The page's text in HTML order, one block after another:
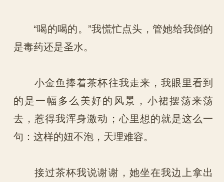
“喝的喝的。”我慌忙点头，管她给我倒的
是毒药还是圣水。
小金鱼捧着茶杯往我走来，我眼里看到
的是一幅多么美好的风景，小裙摆荡来荡
去，惹得我浑身激动；心里想的就是这么一
句：这样的妞不泡，天理难容。
接过茶杯我说谢谢，她坐在我边上拿出